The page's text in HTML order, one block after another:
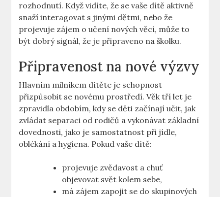
rozhodnutí. Když ⁣vidíte, že ‌se vaše ‍dítě⁤ aktivně
snaží interagovat s jinými‌ dětmi, nebo že
projevuje zájem o učení nových věcí, může to
být dobrý signál, že je připraveno na školku.
Připravenost na nové výzvy
Hlavním milníkem dítěte je schopnost
přizpůsobit se‌ novému prostředí. Věk tří let‌ je
zpravidla obdobím, kdy se děti začínají učit, ⁤jak
⁢zvládat separaci od rodičů a vykonávat základní
dovednosti, jako je samostatnost při jídle,‍
oblékání a hygiena. Pokud vaše dítě:
projevuje zvědavost a chuť ​
objevovat svět kolem sebe,
má zájem zapojit se do skupinových